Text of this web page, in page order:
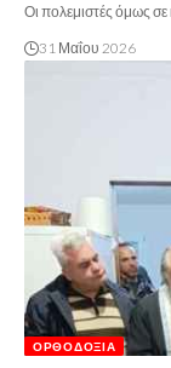
Οι πολεμιστές όμως σε
31 Μαΐου 2026
ΟΡΘΟΔΟΞΊΑ